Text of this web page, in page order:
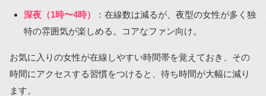
深夜（1時〜4時）
：在線数は減るが、夜型の女性が多く独
特の雰囲気が楽しめる。コアなファン向け。
お気に入りの女性が在線しやすい時間帯を覚えておき、その
時間にアクセスする習慣をつけると、待ち時間が大幅に減り
ます。